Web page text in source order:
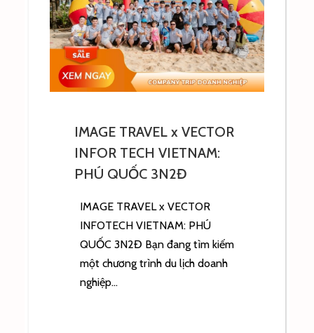
IMAGE TRAVEL x
DXCENTER: BẢO LỘC
3N2Đ
IMAGE TRAVEL x DXCENTER:
BẢO LỘC 3N2Đ Bạn đang tìm
kiếm một kịch bản Company
Trip giúp nhân sự tạm...